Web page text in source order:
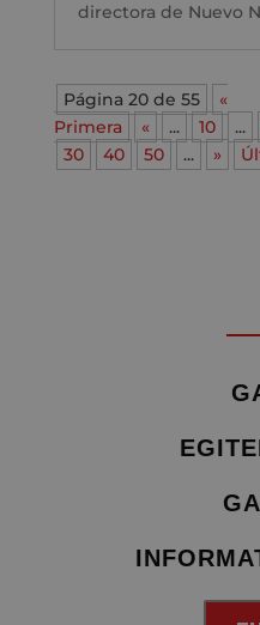
directora de Nuevo
Página 20 de 55
«
Primera
« ... 10 ...
30
40 50 ... »